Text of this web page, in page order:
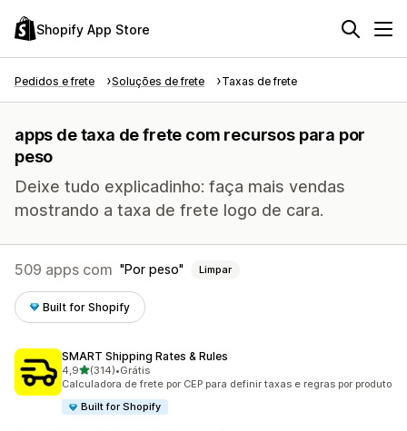
Shopify App Store
Pedidos e frete Soluções de frete Taxas de frete
apps de taxa de frete com recursos para por
peso
Deixe tudo explicadinho: faça mais vendas
mostrando a taxa de frete logo de cara.
509 apps com Por peso Limpar
Built for Shopify
SMART Shipping Rates & Rules
4,9de 5 estrelas
(314)
314 avaliações ao todo
•Grátis
Calculadora de frete por CEP para definir taxas e regras por produto
Built for Shopify